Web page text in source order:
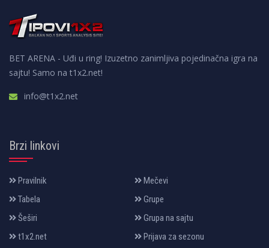
BET ARENA - Uđi u ring! Izuzetno zanimljiva pojedinačna igra na
sajtu! Samo na t1x2.net!
info@t1x2.net
Brzi linkovi
Pravilnik
Mečevi
Tabela
Grupe
Šeširi
Grupa na sajtu
t1x2.net
Prijava za sezonu